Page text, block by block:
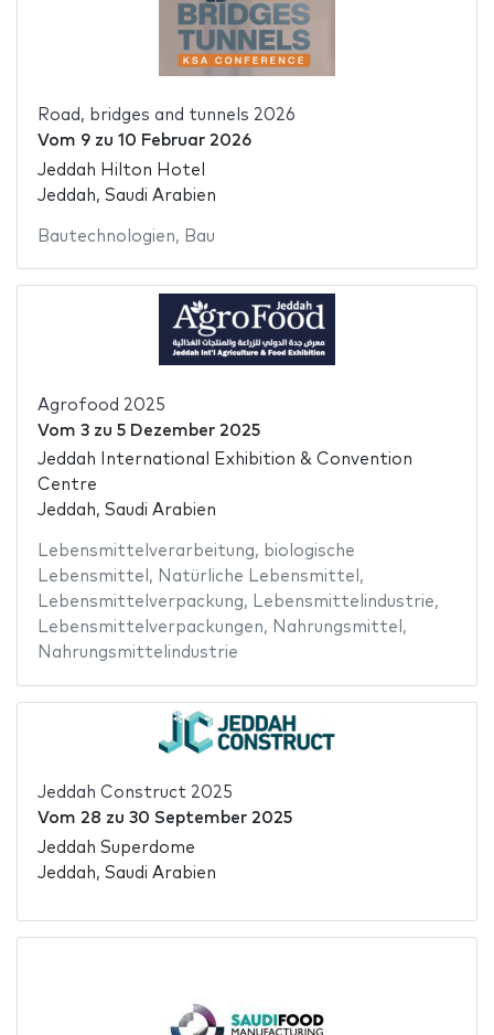
Road, bridges and tunnels 2026
Vom 9zu 10 Februar 2026
Jeddah Hilton Hotel
Jeddah, Saudi Arabien
Bautechnologien, Bau
Agrofood 2025
Vom 3zu 5 Dezember 2025
Jeddah International Exhibition & Convention
Centre
Jeddah, Saudi Arabien
Lebensmittelverarbeitung, biologische
Lebensmittel , Natürliche Lebensmittel ,
Lebensmittelverpackung, Lebensmittelindustrie,
Lebensmittelverpackungen, Nahrungsmittel ,
Nahrungsmittelindustrie
Jeddah Construct 2025
Vom 28 zu 30 September 2025
Jeddah Superdome
Jeddah, Saudi Arabien